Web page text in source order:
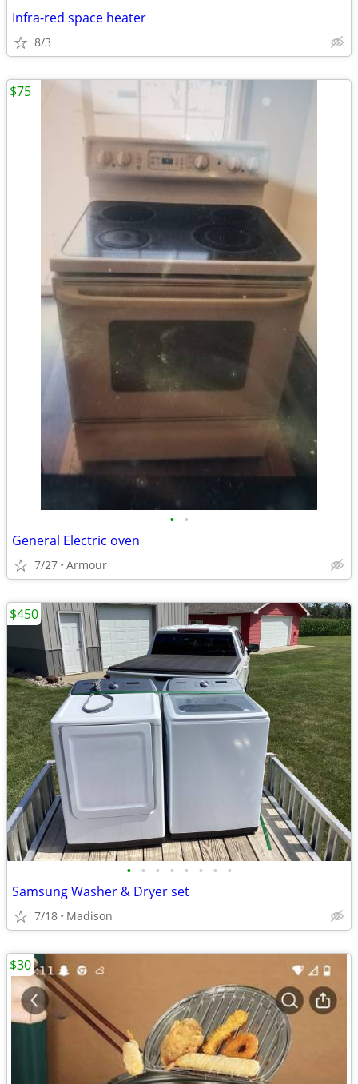
Infra-red space heater
8/3
• •
General Electric oven
7/27 Armour
$75
• • • • • • • •
Samsung Washer & Dryer set
7/18 Madison
$450
$30